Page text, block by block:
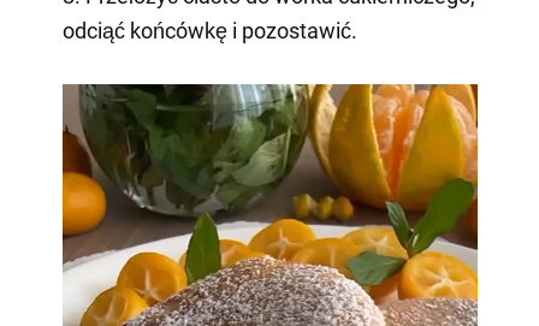
odciąć końcówkę i pozostawić.